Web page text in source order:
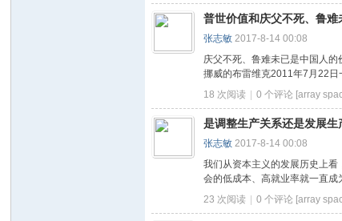
普世价值和庆父不死、鲁难
张志敏 2017-8-14 00:08
庆父不死、鲁难未已是中国人
挪威的布雷维克2011年7月22
18 次阅读
0 个评论 [array
是调整生产关系还是发展生
张志敏 2017-8-14 00:08
我们从资本主义的发展历史上
会的低成本、高就业率就一直
23 次阅读
0 个评论 [array